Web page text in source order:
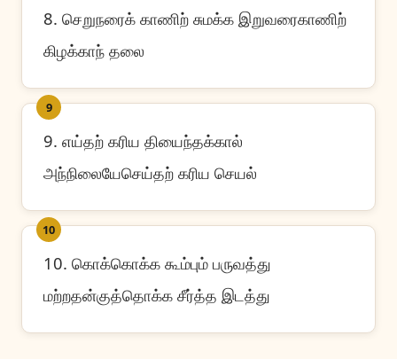
8. செறுநரைக் காணிற் சுமக்க இறுவரைகாணிற்
கிழக்காந் தலை
9
9. எய்தற் கரிய தியைந்தக்கால்
அந்நிலையேசெய்தற் கரிய செயல்
10
10. கொக்கொக்க கூம்பும் பருவத்து
மற்றதன்குத்தொக்க சீர்த்த இடத்து